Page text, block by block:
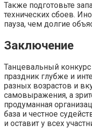
Также подготовьте
технических сбоев.
пауза, чем долгие
Заключение
Танцевальный
праздник глубже и
разных возрастов и
самовыражения, а
продуманная
база и честное
и оставит у всех